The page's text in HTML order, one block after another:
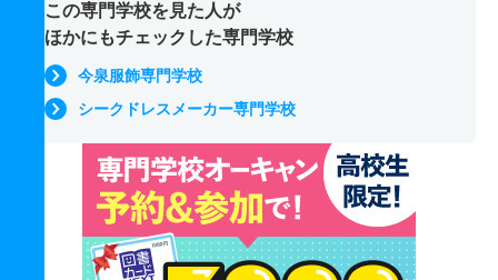
この専門学校を見た人が
ほかにもチェックした専門学校
今泉服飾専門学校
シークドレスメーカー専門学校